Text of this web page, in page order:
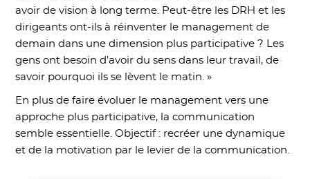
avoir de vision à long terme. Peut-être les DRH et les
dirigeants ont-ils à réinventer le management de
demain dans une dimension plus participative ? Les
gens ont besoin d’avoir du sens dans leur travail, de
savoir pourquoi ils se lèvent le matin. »
En plus de faire évoluer le management vers une
approche plus participative, la communication
semble essentielle. Objectif : recréer une dynamique
et de la motivation par le levier de la communication.